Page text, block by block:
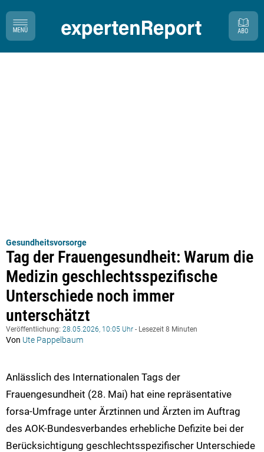
Gesundheitsvorsorge
Tag der Frauengesundheit: Warum die
Medizin geschlechtsspezifische
Unterschiede noch immer
unterschätzt
Veröffentlichung: 28.05.2026, 10:05 Uhr - Lesezeit 8 Minuten
Von Ute Pappelbaum
Anlässlich des Internationalen Tags der
Frauengesundheit (28. Mai) hat eine repräsentative
forsa-Umfrage unter Ärztinnen und Ärzten im Auftrag
des AOK-Bundesverbandes erhebliche Defizite bei der
Berücksichtigung geschlechtsspezifischer Unterschiede